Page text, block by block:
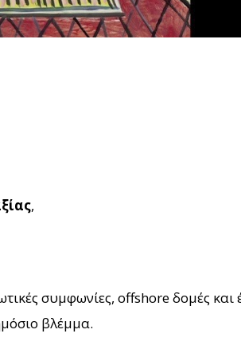
,
συμφωνίες, offshore δομές και
βλέμμα.